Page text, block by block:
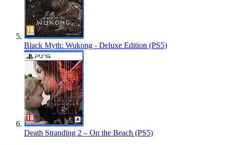
Black Myth: Wukong - Deluxe Edition (PS5)
Death Stranding 2 – On the Beach (PS5)